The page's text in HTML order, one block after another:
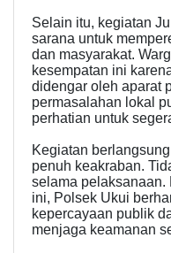
Selain itu, kegiatan
sarana untuk
dan masyarakat.
kesempatan ini
didengar oleh aparat
permasalahan lokal
perhatian untuk
Kegiatan
penuh keakraban.
selama pelaksanaan.
ini, Polsek Ukui
kepercayaan publik
menjaga keamanan